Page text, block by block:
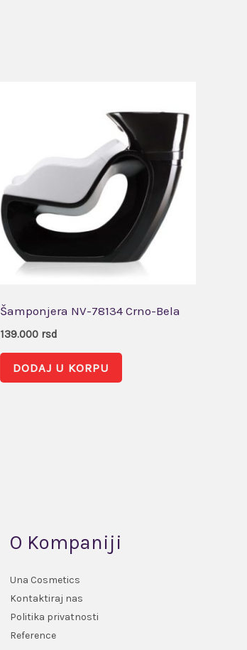
Šamponjera NV-78134 Crno-Bela
139.000 rsd
DODAJ U KORPU
O Kompaniji
Una Cosmetics
Kontaktiraj nas
Politika privatnosti
Reference